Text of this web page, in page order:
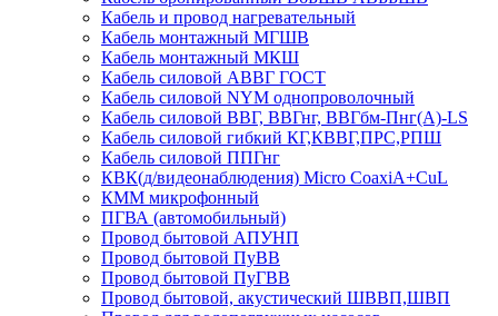
Кабель и провод нагревательный
Кабель монтажный МГШВ
Кабель монтажный МКШ
Кабель силовой АВВГ ГОСТ
Кабель силовой NYM однопроволочный
Кабель силовой ВВГ, ВВГнг, ВВГбм-Пнг(А)-LS
Кабель силовой гибкий КГ,КВВГ,ПРС,РПШ
Кабель силовой ППГнг
КВК(д/видеонаблюдения) Micro CoaxiA+CuL
КММ микрофонный
ПГВА (автомобильный)
Провод бытовой АПУНП
Провод бытовой ПуВВ
Провод бытовой ПуГВВ
Провод бытовой, акустический ШВВП,ШВП